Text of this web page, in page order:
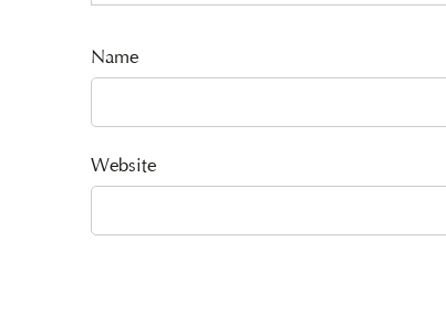
Name
Website